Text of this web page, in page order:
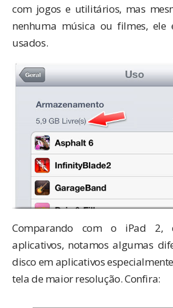
com jogos e utilitários, mas
nenhuma música ou filmes, ele
usados.
Comparando com o iPad 2,
aplicativos, notamos algumas
disco em aplicativos
tela de maior resolução. Confira: